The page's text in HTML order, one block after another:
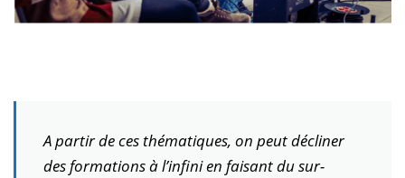
A partir de ces thématiques, on peut décliner
des formations à l’infini en faisant du sur-